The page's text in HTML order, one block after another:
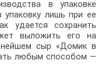
в упаковке
упаковку лишь при ее
удается сохранить
выложить его на
сыр «Домик в
любым способом —